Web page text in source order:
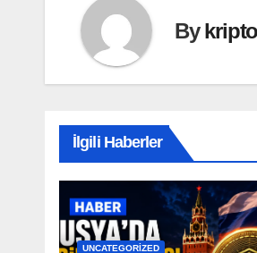
By
İlgili Haberler
UNCATEGORIZED